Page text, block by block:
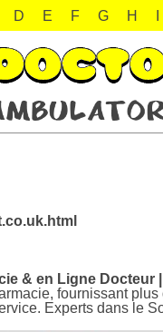
D E F G H
& en Ligne
fournissant
Experts dans le